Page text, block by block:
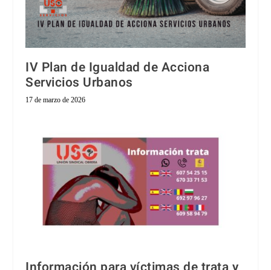
IV Plan de Igualdad de Acciona
Servicios Urbanos
17 de marzo de 2026